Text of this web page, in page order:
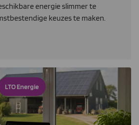
energie slimmer te
keuzes te maken.
LTO Energie